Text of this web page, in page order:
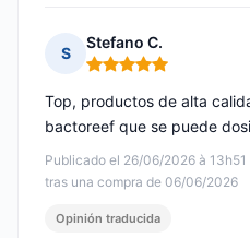
S
Stefano C.
Nota: 5 de 5
Publicado el 26/06/2026 à 13h51
tras una compra de 06/06/2026
Top, productos de alta
bactoreef que se puede
Opinión traducida